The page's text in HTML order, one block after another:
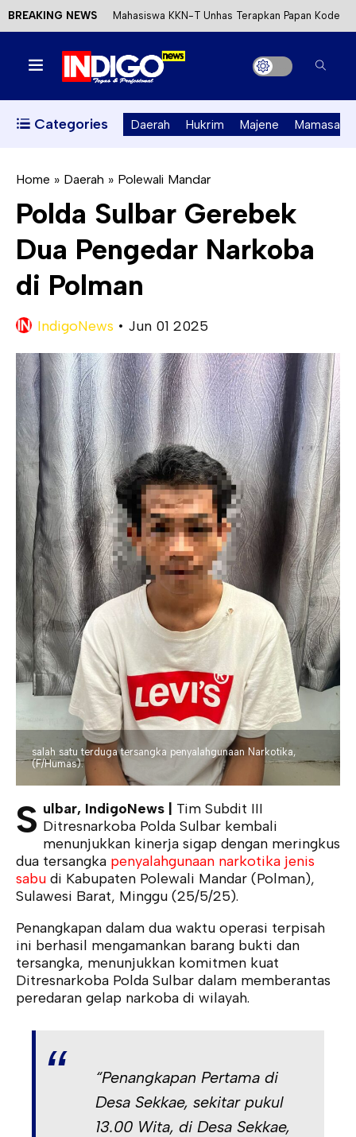
BREAKING NEWS Mahasiswa KKN-T Unhas Terapkan Papan Kode
Etik Wisata di Pantai Lawere Desa Lotang Salo
Satu DPO Pengeroyokan SPBU Tapalang
Ditangkap, Satu Lagi Kabur ke Kalimantan
Perizinan Air Tanah melalui Aplikasi SAPO
Kecewa Kapolresta Absen, APPK Mamuju
Soroti Kejanggalan Kasus Tambang Emas Ilegal
Categories Daerah Hukrim Majene Mamasa
Home » Daerah » Polewali Mandar
Polda Sulbar Gerebek
Dua Pengedar Narkoba
di Polman
IndigoNews • Jun 01 2025
salah satu terduga tersangka penyalahgunaan Narkotika,
(F/Humas).
S ulbar, IndigoNews |
Tim Subdit III
Ditresnarkoba Polda Sulbar kembali
menunjukkan kinerja sigap dengan meringkus
dua tersangka penyalahgunaan narkotika jenis
sabu di Kabupaten Polewali Mandar (Polman),
Sulawesi Barat, Minggu (25/5/25).
Penangkapan dalam dua waktu operasi terpisah
ini berhasil mengamankan barang bukti dan
tersangka, menunjukkan komitmen kuat
Ditresnarkoba Polda Sulbar dalam memberantas
peredaran gelap narkoba di wilayah.
“Penangkapan Pertama di
Desa Sekkae, sekitar pukul
13.00 Wita, di Desa Sekkae,